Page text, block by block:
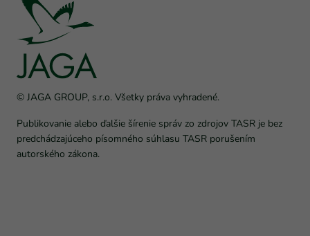
© JAGA GROUP, s.r.o. Všetky práva vyhradené.
Publikovanie alebo ďalšie šírenie správ zo zdrojov TASR je bez
predchádzajúceho písomného súhlasu TASR porušením
autorského zákona.